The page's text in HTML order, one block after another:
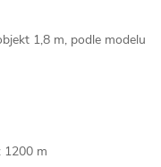
1,8 m, podle modelu
1200 m